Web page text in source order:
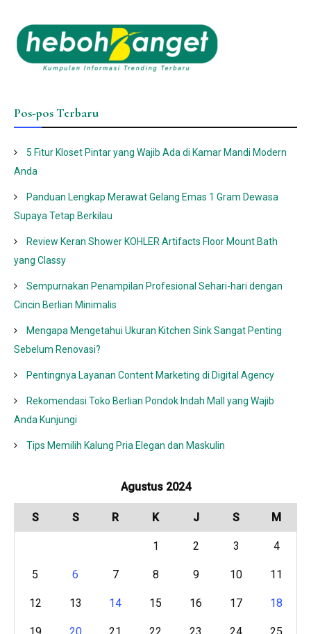
Pos-pos Terbaru
5 Fitur Kloset Pintar yang Wajib Ada di Kamar Mandi Modern
Anda
Panduan Lengkap Merawat Gelang Emas 1 Gram Dewasa
Supaya Tetap Berkilau
Review Keran Shower KOHLER Artifacts Floor Mount Bath
yang Classy
Sempurnakan Penampilan Profesional Sehari-hari dengan
Cincin Berlian Minimalis
Mengapa Mengetahui Ukuran Kitchen Sink Sangat Penting
Sebelum Renovasi?
Pentingnya Layanan Content Marketing di Digital Agency
Rekomendasi Toko Berlian Pondok Indah Mall yang Wajib
Anda Kunjungi
Tips Memilih Kalung Pria Elegan dan Maskulin
Agustus 2024
S S R K J S M
1 2 3 4
5 6 7 8 9 10 11
12 13 14 15 16 17 18